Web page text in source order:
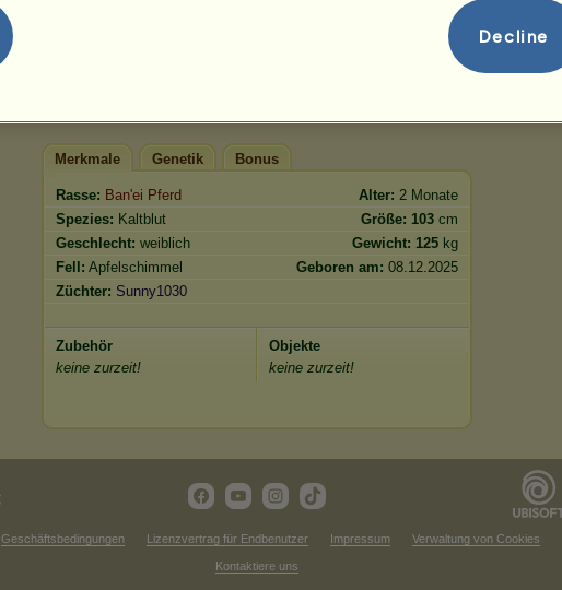
0.00
0.00
Merkmale Genetik Bonus
Rasse: Ban'ei Pferd Alter: 2 Monate
Spezies: Kaltblut Größe: 103 cm
Geschlecht: weiblich Gewicht: 125 kg
Fell: Apfelschimmel Geboren am: 08.12.2025
Züchter: Sunny1030
Zubehör
keine zurzeit!
Objekte
keine zurzeit!
Geschäftsbedingungen Lizenzvertrag für Endbenutzer Impressum Verwaltung von Cookies
Kontaktiere uns
Decline